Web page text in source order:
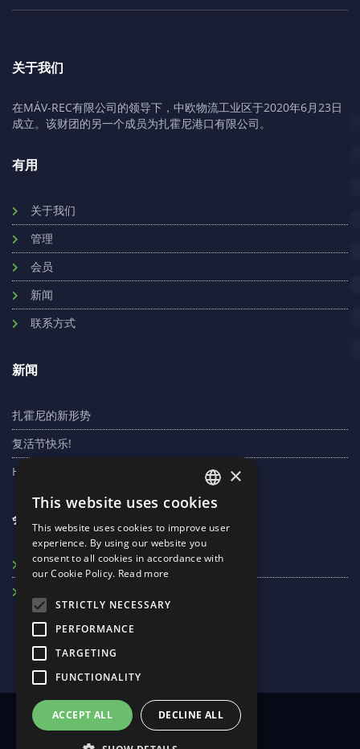
关于我们
在MÁV-REC有限公司的领导下，中欧物流工业区于2020年6月23日
成立。该财团的另一个成员为扎霍尼港口有限公司。
有用
关于我们
管理
会员
新闻
联系方式
新闻
扎霍尼的新形势
复活节快乐!
Homolya Róbert：市场完全支持VO项目
会员
Máv-Rec Kft.
© Copyrights 2020 CELIZ
ENGLISH
RUSSIAN
HUNGARIAN
×
This website uses cookies
This website uses cookies to improve user
experience. By using our website you
consent to all cookies in accordance with
our Cookie Policy. Read more
STRICTLY NECESSARY
PERFORMANCE
TARGETING
FUNCTIONALITY
ACCEPT ALL DECLINE ALL